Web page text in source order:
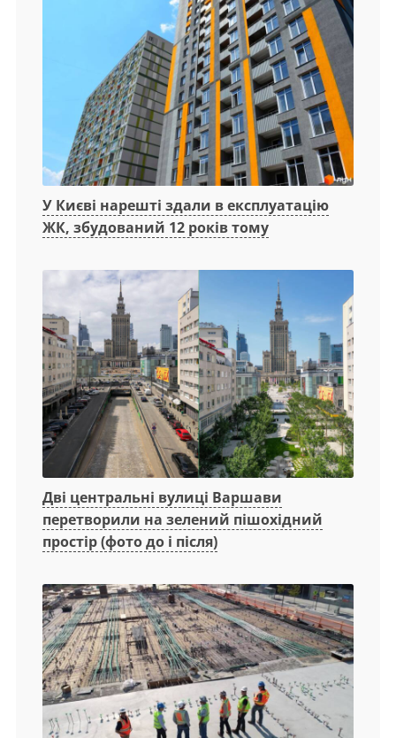
У Києві нарешті здали в експлуатацію
ЖК, збудований 12 років тому
Дві центральні вулиці Варшави
перетворили на зелений пішохідний
простір (фото до і після)